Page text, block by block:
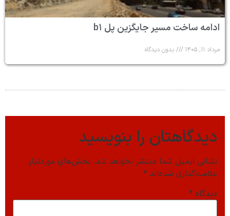
ادامه ساخت مسیر جایگزین پل b۱
مرداد ۱۱, ۱۴۰۵ بدون دیدگاه
دیدگاهتان را بنویسید
نشانی ایمیل شما منتشر نخواهد شد. بخش‌های موردنیاز
علامت‌گذاری شده‌اند *
دیدگاه *